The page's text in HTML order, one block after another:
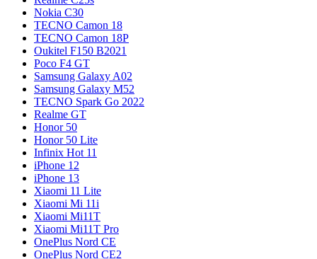
Nokia C30
TECNO Camon 18
TECNO Camon 18P
Oukitel F150 B2021
Poco F4 GT
Samsung Galaxy A02
Samsung Galaxy M52
TECNO Spark Go 2022
Realme GT
Honor 50
Honor 50 Lite
Infinix Hot 11
iPhone 12
iPhone 13
Xiaomi 11 Lite
Xiaomi Mi 11i
Xiaomi Mi11T
Xiaomi Mi11T Pro
OnePlus Nord CE
OnePlus Nord CE2